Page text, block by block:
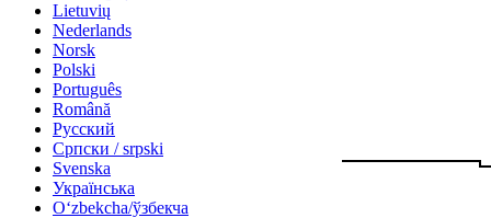
Lietuvių
Nederlands
Norsk
Polski
Português
Română
Русский
Српски / srpski
Svenska
Українська
Oʻzbekcha/ўзбекча